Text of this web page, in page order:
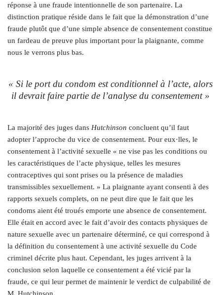
réponse à une fraude intentionnelle de son partenaire. La
distinction pratique réside dans le fait que la démonstration d’une
fraude plutôt que d’une simple absence de consentement constitue
un fardeau de preuve plus important pour la plaignante, comme
nous le verrons plus bas.
« Si le port du condom est conditionnel à l’acte, alors
il devrait faire partie de l’analyse du consentement »
La majorité des juges dans Hutchinson concluent qu’il faut
adopter l’approche du vice de consentement. Pour eux·lles, le
consentement à l’activité sexuelle « ne vise pas les conditions ou
les caractéristiques de l’acte physique, telles les mesures
contraceptives qui sont prises ou la présence de maladies
transmissibles sexuellement. » La plaignante ayant consenti à des
rapports sexuels complets, on ne peut dire que le fait que les
condoms aient été troués emporte une absence de consentement.
Elle était en accord avec le fait d’avoir des contacts physiques de
nature sexuelle avec un partenaire déterminé, ce qui correspond à
la définition du consentement à une activité sexuelle du Code
criminel décrite plus haut. Cependant, les juges arrivent à la
conclusion selon laquelle ce consentement a été vicié par la
fraude, ce qui leur permet de maintenir le verdict de culpabilité de